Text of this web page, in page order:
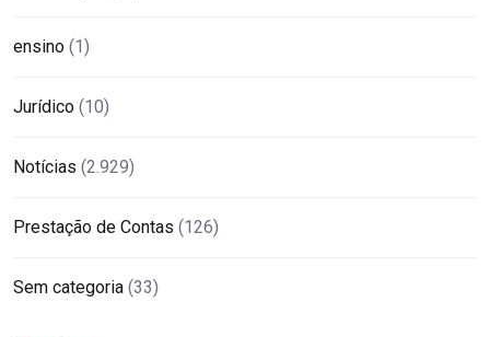
ensino (1)
Jurídico (10)
Notícias (2.929)
Prestação de Contas (126)
Sem categoria (33)